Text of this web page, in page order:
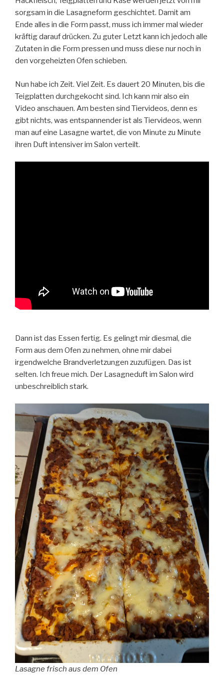
sorgsam in die Lasagneform geschichtet. Damit am
Ende alles in die Form passt, muss ich immer mal wieder
kräftig darauf drücken. Zu guter Letzt kann ich jedoch alle
Zutaten in die Form pressen und muss diese nur noch in
den vorgeheizten Ofen schieben.
Nun habe ich Zeit. Viel Zeit. Es dauert 20 Minuten, bis die
Teigplatten durchgekocht sind. Ich kann mir also ein
Video anschauen. Am besten sind Tiervideos, denn es
gibt nichts, was entspannender ist als Tiervideos, wenn
man auf eine Lasagne wartet, die von Minute zu Minute
ihren Duft intensiver im Salon verteilt.
Dann ist das Essen fertig. Es gelingt mir diesmal, die
Form aus dem Ofen zu nehmen, ohne mir dabei
irgendwelche Brandverletzungen zuzufügen. Das ist
selten. Ich freue mich. Der Lasagneduft im Salon wird
unbeschreiblich stark.
Lasagne frisch aus dem Ofen